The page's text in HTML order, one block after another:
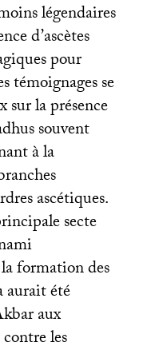
légendaires
d’ascètes
pour
témoignages se
la présence
souvent
à la
ascétiques.
secte
formation des
aurait été
aux
les